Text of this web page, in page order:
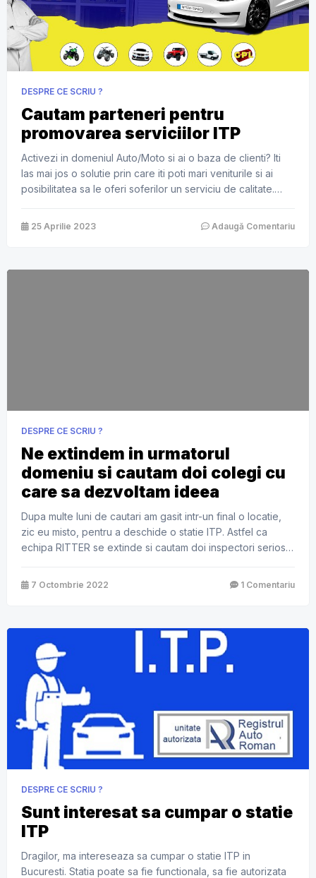
DESPRE CE SCRIU ?
Cautam parteneri pentru
promovarea serviciilor ITP
Activezi in domeniul Auto/Moto si ai o baza de clienti? Iti
las mai jos o solutie prin care iti poti mari veniturile si ai
posibilitatea sa le oferi soferilor un serviciu de calitate.
si Ilfov pentru promovarea serviciilor noastre de inspectii
tehnice periodice! Astfel ca oferim […]
25 Aprilie 2023 Adaugă Comentariu
DESPRE CE SCRIU ?
Ne extindem in urmatorul
domeniu si cautam doi colegi cu
care sa dezvoltam ideea
Dupa multe luni de cautari am gasit intr-un final o locatie,
zic eu misto, pentru a deschide o statie ITP. Astfel ca
echipa RITTER se extinde si cautam doi inspectori seriosi
sector 6, mai exact in incinta Bucuresti Construct din Bd-ul
7 Octombrie 2022 1 Comentariu
DESPRE CE SCRIU ?
Sunt interesat sa cumpar o statie
ITP
Dragilor, ma intereseaza sa cumpar o statie ITP in
Bucuresti. Statia poate sa fie functionala, sa fie autorizata